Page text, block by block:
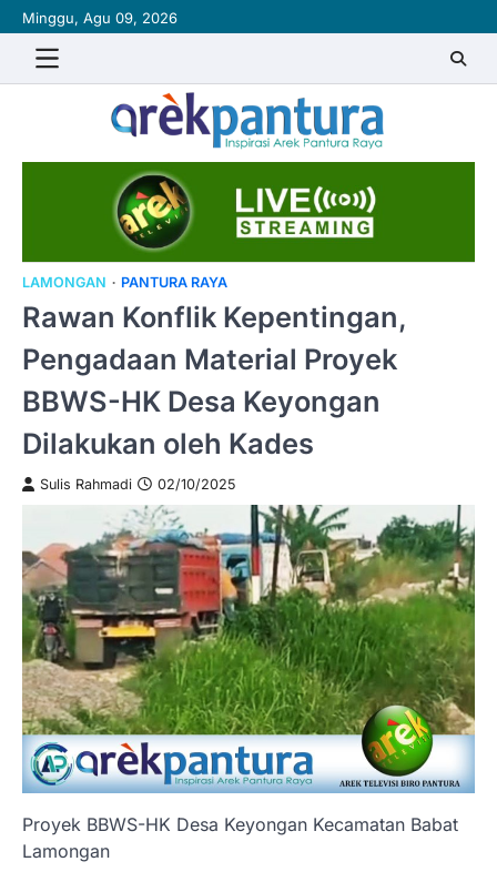
Skip
to
content
Minggu, Agu 09, 2026
LAMONGAN PANTURA RAYA
Rawan Konflik Kepentingan,
Pengadaan Material Proyek
BBWS-HK Desa Keyongan
Dilakukan oleh Kades
Sulis Rahmadi 02/10/2025
Proyek BBWS-HK Desa Keyongan Kecamatan Babat
Lamongan